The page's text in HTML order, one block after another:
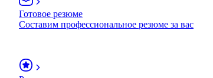
Готовое резюме
Составим профессиональное резюме за вас